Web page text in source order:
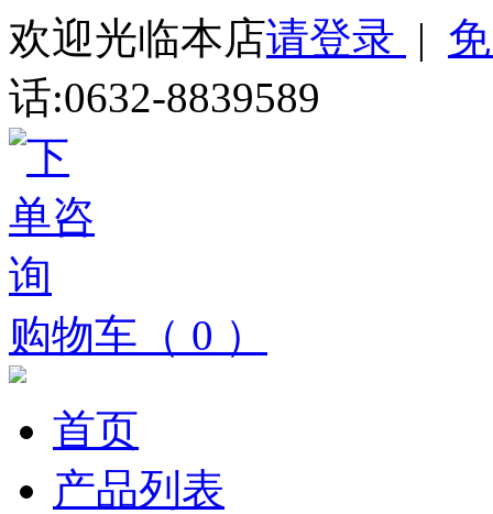
欢迎光临本店请登录 |
话:0632-8839589
购物车（ 0 ）
首页
产品列表